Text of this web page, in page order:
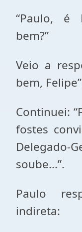
“Paulo, é
bem?”
Veio a
bem,
Continuei:
fostes
soube...”.
Paulo
indireta: